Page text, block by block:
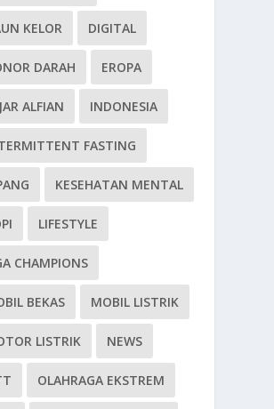
KELOR DIGITAL
DARAH EROPA
ALFIAN INDONESIA
FASTING
KESEHATAN MENTAL
LIFESTYLE
CHAMPIONS
BEKAS MOBIL LISTRIK
LISTRIK NEWS
OLAHRAGA EKSTREM